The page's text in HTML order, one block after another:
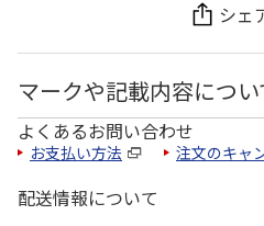
シェ
マークや記載内容につい
よくあるお問い合わせ
お支払い方法 注文のキャ
配送情報について